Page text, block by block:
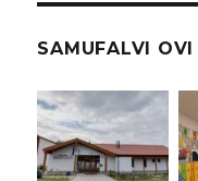
SAMUFALVI OVI